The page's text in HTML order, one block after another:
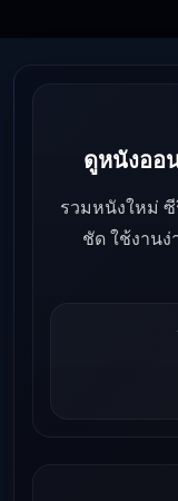
ดูหนังออ
รวมหนังใหม่
ชัด ใช้งานง่